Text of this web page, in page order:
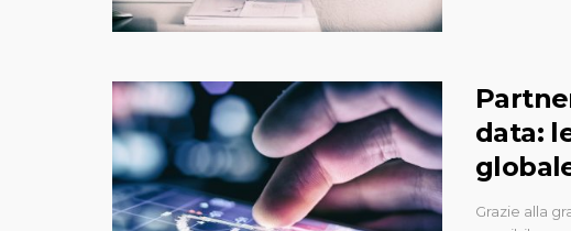
data:
Grazie alla